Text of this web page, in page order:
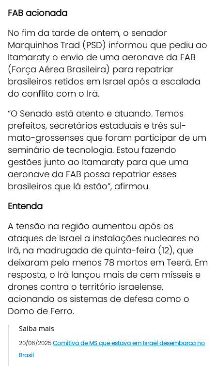
FAB acionada
No fim da tarde de ontem, o senador
Marquinhos Trad (PSD) informou que pediu ao
Itamaraty o envio de uma aeronave da FAB
(Força Aérea Brasileira) para repatriar
brasileiros retidos em Israel após a escalada
do conflito com o Irã.
“O Senado está atento e atuando. Temos
prefeitos, secretários estaduais e três sul-
mato-grossenses que foram participar de um
seminário de tecnologia. Estou fazendo
gestões junto ao Itamaraty para que uma
aeronave da FAB possa repatriar esses
brasileiros que lá estão”, afirmou.
Entenda
A tensão na região aumentou após os
ataques de Israel a instalações nucleares no
Irã, na madrugada de quinta-feira (12), que
deixaram pelo menos 78 mortos em Teerã. Em
resposta, o Irã lançou mais de cem mísseis e
drones contra o território israelense,
acionando os sistemas de defesa como o
Domo de Ferro.
Saiba mais
20/06/2025Comitiva de MS que estava em Israel desembarca no
Brasil